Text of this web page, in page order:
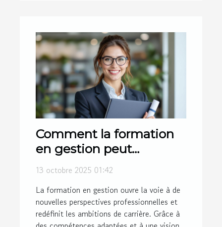
Comment la formation
en gestion peut
transformer votre
professionnelle
13 octobre 2025 01:42
La formation en gestion ouvre la voie à de
nouvelles perspectives professionnelles et
redéfinit les ambitions de carrière. Grâce à